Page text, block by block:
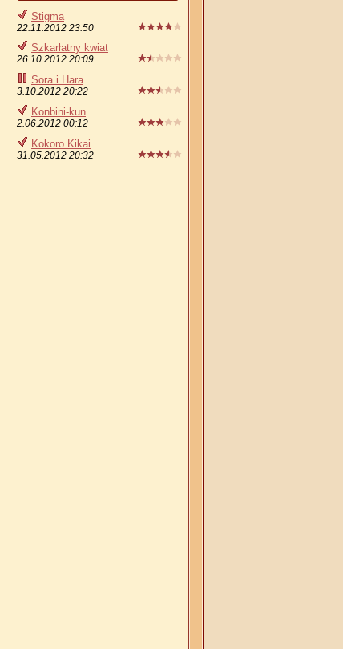
Stigma
22.11.2012 23:50
Szkarłatny kwiat
26.10.2012 20:09
Sora i Hara
3.10.2012 20:22
Konbini-kun
2.06.2012 00:12
Kokoro Kikai
31.05.2012 20:32